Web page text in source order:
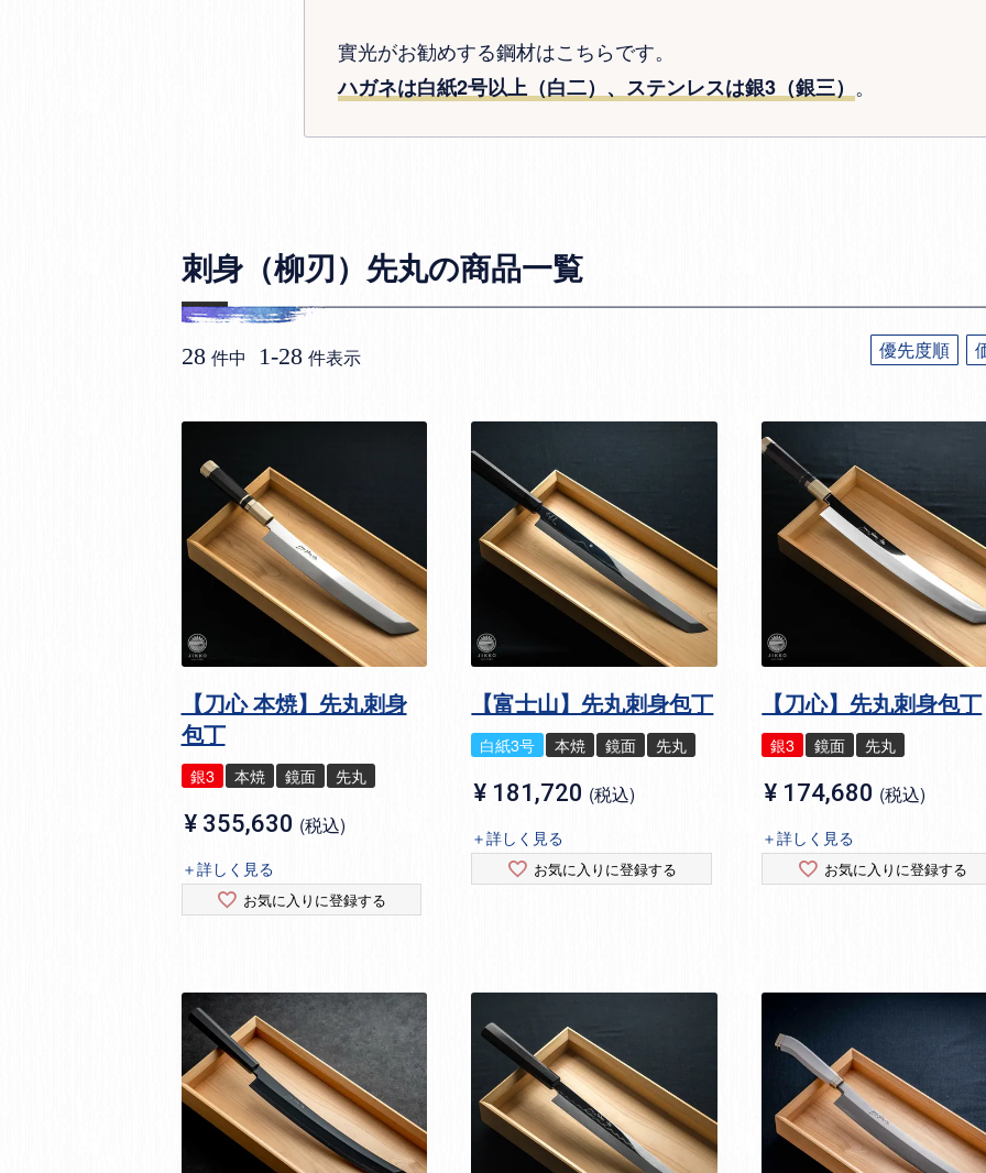
實光がお勧めする鋼材はこちらです。
ハガネは白紙2号以上（白二）、ステンレスは銀3（銀三） 。
刺身（柳刃）先丸の商品一覧
優先度順
28 件中 1-28 件表示
【刀心 本焼】先丸刺身
包丁
銀3 本焼 鏡面 先丸
¥ 355,630 税込
＋詳しく見る
お気に入りに登録する
【富士山】先丸刺身包丁
白紙3号 本焼 鏡面 先丸
¥ 181,720 税込
＋詳しく見る
お気に入りに登録する
【刀心】先丸刺身包丁
銀3 鏡面 先丸
¥ 174,680 税込
＋詳しく見る
お気に入りに登録する